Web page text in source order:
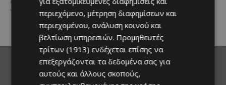
για τρία συνεχόμενα...
περιεχόμενο, μέτρηση διαφημίσεων και
περιεχομένου, ανάλυση κοινού και
βελτίωση υπηρεσιών. Προμηθευτές
τρίτων (1913) ενδέχεται επίσης να
επεξεργάζονται τα δεδομένα σας για
αυτούς και άλλους σκοπούς,